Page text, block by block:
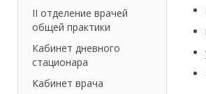
II отделение врачей
общей практики
Кабинет дневного
стационара
Кабинет врача